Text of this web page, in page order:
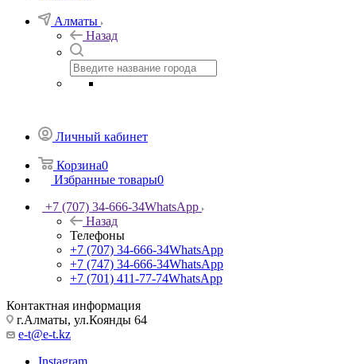
Алматы
Назад
Личный кабинет
Корзина0
Избранные товары0
+7 (707) 34-666-34WhatsApp
Назад
Телефоны
+7 (707) 34-666-34WhatsApp
+7 (747) 34-666-34WhatsApp
+7 (701) 411-77-74WhatsApp
Контактная информация
г.Алматы, ул.Коянды 64
e-t@e-t.kz
Instagram